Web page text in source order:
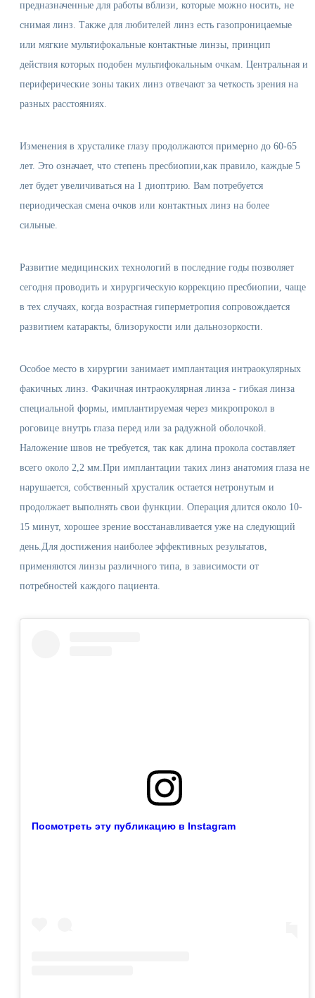
предназначенные для работы вблизи, которые можно носить, не
снимая линз. Также для любителей линз есть газопроницаемые
или мягкие мультифокальные контактные линзы, принцип
действия которых подобен мультифокальным очкам. Центральная и
периферические зоны таких линз отвечают за четкость зрения на
разных расстояниях.
Изменения в хрусталике глазу продолжаются примерно до 60-65
лет. Это означает, что степень пресбиопии,как правило, каждые 5
лет будет увеличиваться на 1 диоптрию. Вам потребуется
периодическая смена очков или контактных линз на более
сильные.
Развитие медицинских технологий в последние годы позволяет
сегодня проводить и хирургическую коррекцию пресбиопии, чаще
в тех случаях, когда возрастная гиперметропия сопровождается
развитием катаракты, близорукости или дальнозоркости.
Особое место в хирургии занимает имплантация интраокулярных
факичных линз. Факичная интраокулярная линза - гибкая линза
специальной формы, имплантируемая через микропрокол в
роговице внутрь глаза перед или за радужной оболочкой.
Наложение швов не требуется, так как длина прокола составляет
всего около 2,2 мм.При имплантации таких линз анатомия глаза не
нарушается, собственный хрусталик остается нетронутым и
продолжает выполнять свои функции. Операция длится около 10-
15 минут, хорошее зрение восстанавливается уже на следующий
день.Для достижения наиболее эффективных результатов,
применяются линзы различного типа, в зависимости от
потребностей каждого пациента.
Посмотреть эту публикацию в Instagram